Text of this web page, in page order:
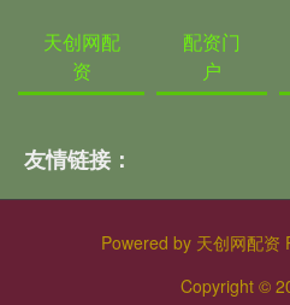
天创网配
资
配资门
户
友情链接：
Powered by 天创网配资
Copyright ©